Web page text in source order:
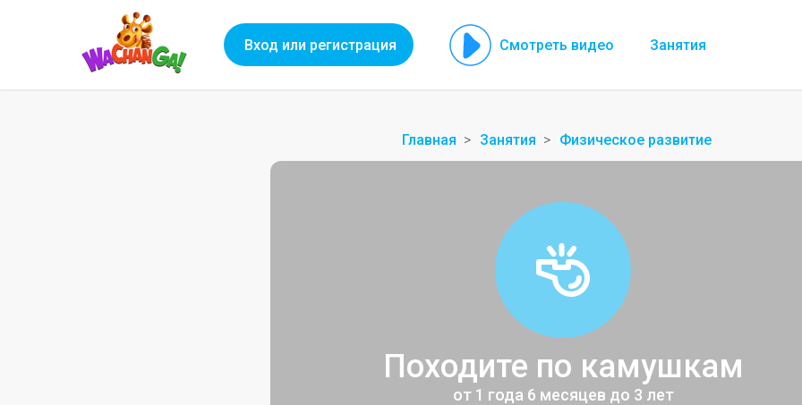
Вход или регистрация Смотреть видео Занятия
Главная Занятия Физическое развитие
Походите по камушкам
от 1 года 6 месяцев до 3 лет